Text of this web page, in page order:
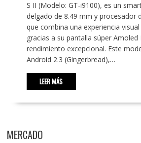
S II (Modelo: GT-i9100), es un
delgado de 8.49 mm y procesador
que combina una experiencia
gracias a su pantalla súper Amoled
rendimiento excepcional. Este
Android 2.3 (Gingerbread),…
LEER MÁS
MERCADO